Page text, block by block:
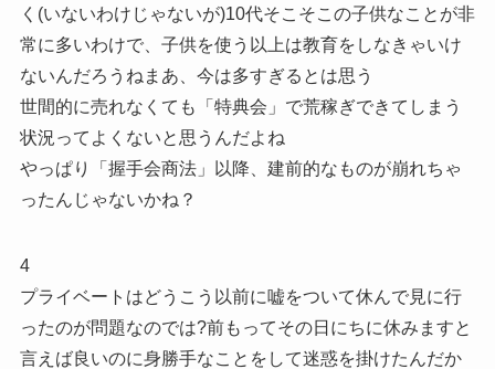
く(いないわけじゃないが)10代そこそこの子供なことが非
常に多いわけで、子供を使う以上は教育をしなきゃいけ
ないんだろうねまあ、今は多すぎるとは思う
世間的に売れなくても「特典会」で荒稼ぎできてしまう
状況ってよくないと思うんだよね
やっぱり「握手会商法」以降、建前的なものが崩れちゃ
ったんじゃないかね？
4
プライベートはどうこう以前に嘘をついて休んで見に行
ったのが問題なのでは?前もってその日にちに休みますと
言えば良いのに身勝手なことをして迷惑を掛けたんだか